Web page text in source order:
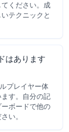
ください。成
テクニックと
はあります
プレイヤー体
す。自分の記
ボードで他の
い。